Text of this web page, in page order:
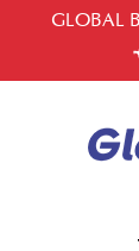
Global
enables
GLOBAL